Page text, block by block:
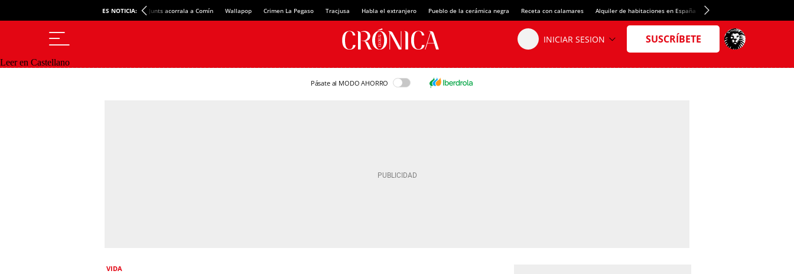
ES NOTICIA: Junts acorrala a Comín Wallapop Crimen La Pegaso Tracjusa Habla el extranjero Pueblo de la cerámica negra Receta con calamares Alquiler de habitaciones en España Crédito del Spotify Camp Nou
Leer en Castellano
Pásate al MODO AHORRO
VIDA